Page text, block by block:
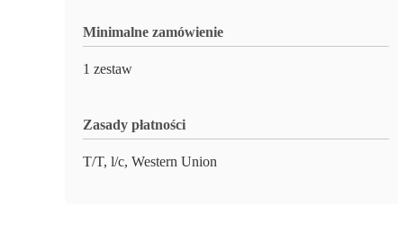
Minimalne zamówienie
1 zestaw
Zasady płatności
T/T, l/c, Western Union